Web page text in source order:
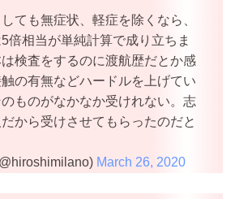
ても無症状、軽症を除くなら、
倍相当が単純計算で成り立ちま
検査をするのに渡航歴だとか感
の有無などハードルを上げてい
ものがなかなか受けれない。志
から受けさせてもらったのだと
March 26, 2020